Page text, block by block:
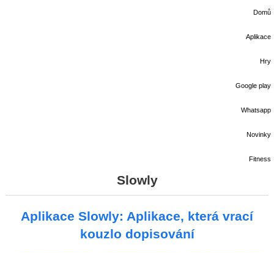
Domů
Aplikace
Hry
Google play
Whatsapp
Novinky
Fitness
Slowly
Aplikace Slowly: Aplikace, která vrací
kouzlo dopisování